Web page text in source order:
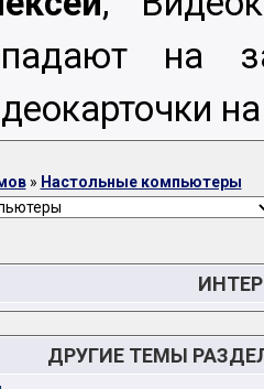
на
» Настольные компьютеры
ДРУГИЕ ТЕМЫ